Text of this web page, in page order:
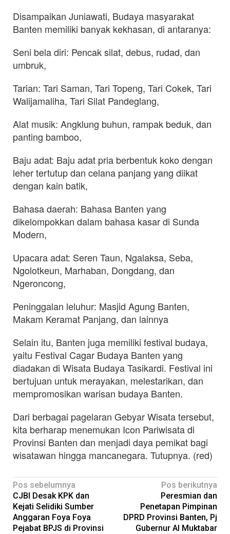
Disampaikan Juniawati, Budaya masyarakat
Banten memiliki banyak kekhasan, di antaranya:
Seni bela diri: Pencak silat, debus, rudad, dan
umbruk,
Tarian: Tari Saman, Tari Topeng, Tari Cokek, Tari
Walijamaliha, Tari Silat Pandeglang,
Alat musik: Angklung buhun, rampak beduk, dan
panting bamboo,
Baju adat: Baju adat pria berbentuk koko dengan
leher tertutup dan celana panjang yang diikat
dengan kain batik,
Bahasa daerah: Bahasa Banten yang
dikelompokkan dalam bahasa kasar di Sunda
Modern,
Upacara adat: Seren Taun, Ngalaksa, Seba,
Ngolotkeun, Marhaban, Dongdang, dan
Ngeroncong,
Peninggalan leluhur: Masjid Agung Banten,
Makam Keramat Panjang, dan lainnya
Selain itu, Banten juga memiliki festival budaya,
yaitu Festival Cagar Budaya Banten yang
diadakan di Wisata Budaya Tasikardi. Festival ini
bertujuan untuk merayakan, melestarikan, dan
mempromosikan warisan budaya Banten.
Dari berbagai pagelaran Gebyar Wisata tersebut,
kita berharap menemukan Icon Pariwisata di
Provinsi Banten dan menjadi daya pemikat bagi
wisatawan hingga mancanegara. Tutupnya. (red)
Navigasi
pos
Pos sebelumnya
CJBI Desak KPK dan
Kejati Selidiki Sumber
Anggaran Foya Foya
Pejabat BPJS di Provinsi
Pos berikutnya
Peresmian dan
Penetapan Pimpinan
DPRD Provinsi Banten, Pj
Gubernur Al Muktabar